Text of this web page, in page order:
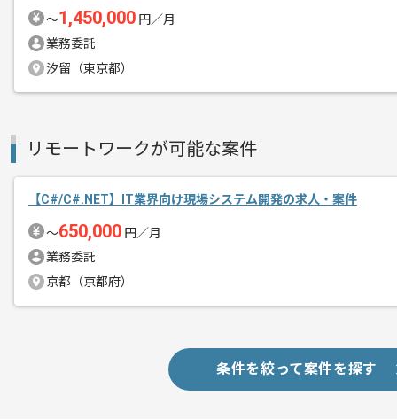
作業開始日
日本を代表するインターネット関連の企
技術力を高めることに貪欲な方にはお
〜1,450,000 円／月
業務委託
汐留（東京都）
リモートワークが可能な案件
【C#/C#.NET】IT業界向け現場システム開発の求人・案件
〜650,000 円／月
業務委託
京都（京都府）
条件を絞って案件を探す